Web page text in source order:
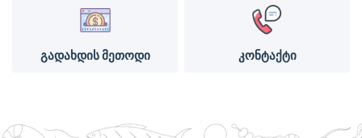
გადახდის მეთოდი კონტაქტი